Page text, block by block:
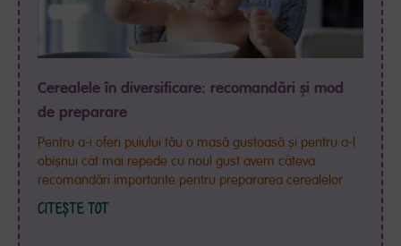
Cerealele în diversificare: recomandări și mod
de preparare
Pentru a-i oferi puiului tău o masă gustoasă și pentru a-l
obișnui cât mai repede cu noul gust avem câteva
recomandări importante pentru prepararea cerealelor
CITEȘTE TOT